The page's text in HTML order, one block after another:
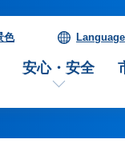
色 Language
安心・安全